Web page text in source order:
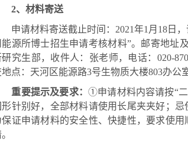
2、材料寄送
申请材料寄送截止时间： 2021年1 月 18 日
能源所博士招生申请考核材料”。邮寄地址
研究生部，收件人：张老师，电话： 020-
地点：天河区能源路3号生物质大楼803办公
重要提示及要求： ①申请材料内容请按“
形针别好，全部材料请使用长尾夹夹好；
保证申请材料的安全性、快捷性，要求使